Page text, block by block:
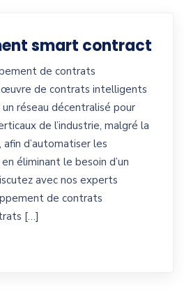
smart contract
de contrats
de contrats intelligents
réseau décentralisé pour
de l’industrie, malgré la
d’automatiser les
éliminant le besoin d’un
avec nos experts
de contrats
[…]